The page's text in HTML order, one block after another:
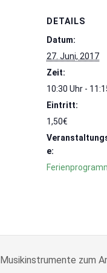
DETAILS
Datum:
27. Juni, 2017
Zeit:
10:30 Uhr -
Eintritt:
1,50€
e:
Musikinstrumente zum